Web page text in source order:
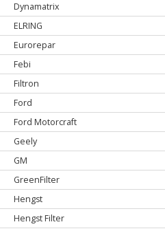
Dynamatrix
ELRING
Eurorepar
Febi
Filtron
Ford
Ford Motorcraft
Geely
GM
GreenFilter
Hengst
Hengst Filter